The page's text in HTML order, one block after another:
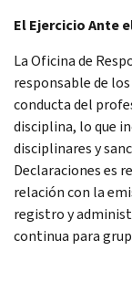
El Ejercicio Ante
La Oficina de
responsable de
conducta del
disciplina, lo que
disciplinares y
Declaraciones es
relación con la
registro y
continua para